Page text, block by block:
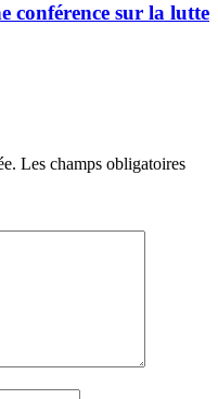
conférence sur la lutte
Les champs obligatoires